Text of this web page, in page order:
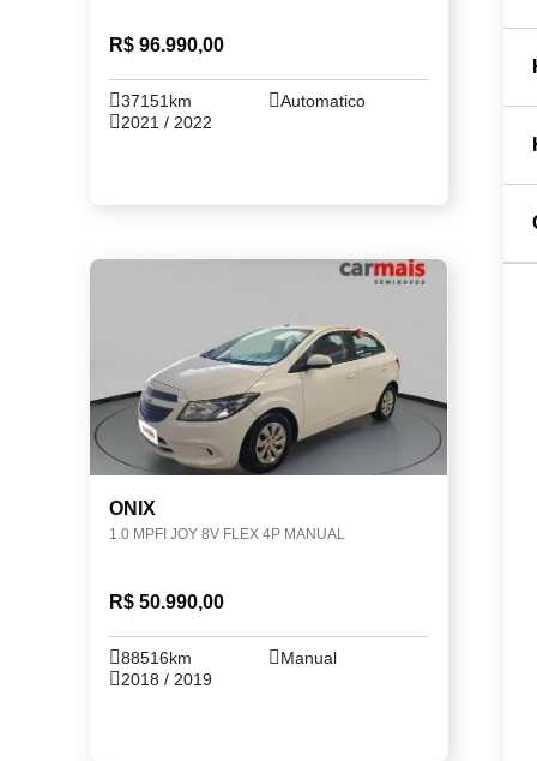
R$ 96.990,00
37151km
Automatico
2021 / 2022
ONIX
1.0 MPFI JOY 8V FLEX 4P MANUAL
R$ 50.990,00
88516km
Manual
2018 / 2019